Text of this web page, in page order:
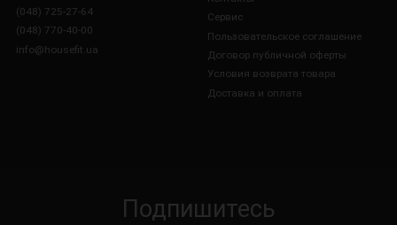
(048) 725-27-64
(048) 770-40-00
info@housefit.ua
Сервис
Пользовательское соглашение
Договор публичной оферты
Условия возврата товара
Доставка и оплата
Подпишитесь